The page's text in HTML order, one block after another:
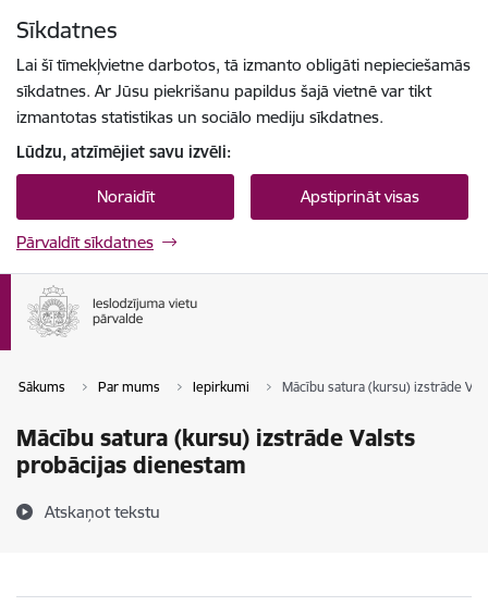
Sīkdatnes
Lai šī tīmekļvietne darbotos, tā izmanto obligāti nepieciešamās
sīkdatnes. Ar Jūsu piekrišanu papildus šajā vietnē var tikt
izmantotas statistikas un sociālo mediju sīkdatnes.
Lūdzu, atzīmējiet savu izvēli:
Noraidīt Apstiprināt visas
Pārvaldīt sīkdatnes
Sākums Par mums Iepirkumi Mācību satura (kursu) izstrāde
Mācību satura (kursu) izstrāde Valsts
probācijas dienestam
Atskaņot tekstu